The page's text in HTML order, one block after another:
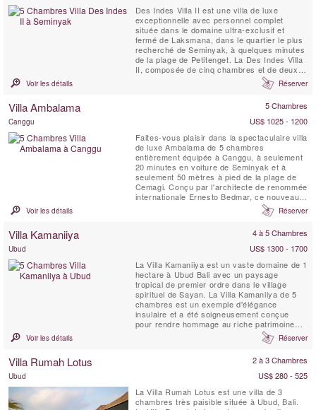
Des Indes Villa II est une villa de luxe
exceptionnelle avec personnel complet
située dans le domaine ultra-exclusif et
fermé de Laksmana, dans le quartier le plus
recherché de Seminyak, à quelques minutes
de la plage de Petitenget. La Des Indes Villa
II, composée de cinq chambres et de deux
piscines, met en valeur une interprétation
contemporaine du joglo traditionnel. Des
voûté de son grand pavillon de vie ouvert
Voir les détails Réserver
Villa Ambalama 5 Chambres
Canggu
US$ 1025 - 1200
Faites-vous plaisir dans la spectaculaire villa
de luxe Ambalama de 5 chambres
entièrement équipée à Canggu, à seulement
20 minutes en voiture de Seminyak et à
seulement 50 mètres à pied de la plage de
Cemagi. Conçu par l'architecte de renommée
internationale Ernesto Bedmar, ce nouveau
complexe de villas comprend 4 villas
d'invités chacune avec leur propre terrasse
deux étages remplie d'une piscine à
Voir les détails Réserver
Villa Kamaniiya 4 à 5 Chambres
Ubud
US$ 1300 - 1700
La Villa Kamaniiya est un vaste domaine de 1
hectare à Ubud Bali avec un paysage
tropical de premier ordre dans le village
spirituel de Sayan. La Villa Kamaniiya de 5
chambres est un exemple d'élégance
insulaire et a été soigneusement conçue
pour rendre hommage au riche patrimoine
artistique de l'Indonésie. Construite avec
une intimité absolue à l'esprit, la Villa
complications du monde extérieur. Il y a
Voir les détails Réserver
Villa Rumah Lotus 2 à 3 Chambres
Ubud
US$ 280 - 525
La Villa Rumah Lotus est une villa de 3
chambres très paisible située à Ubud, Bali.